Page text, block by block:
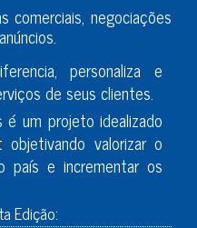
comerciais, negociações
personaliza e
de seus clientes.
é um projeto idealizado
valorizar o
país e incrementar os
Edição: